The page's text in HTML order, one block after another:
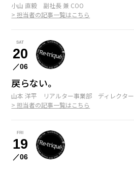
小山 直毅 副社長 兼 COO
> 担当者の記事一覧はこちら
SAT
20
／06
戻らない。
山本 洋平 リアルター事業部 ディレクター
> 担当者の記事一覧はこちら
FRI
19
／06